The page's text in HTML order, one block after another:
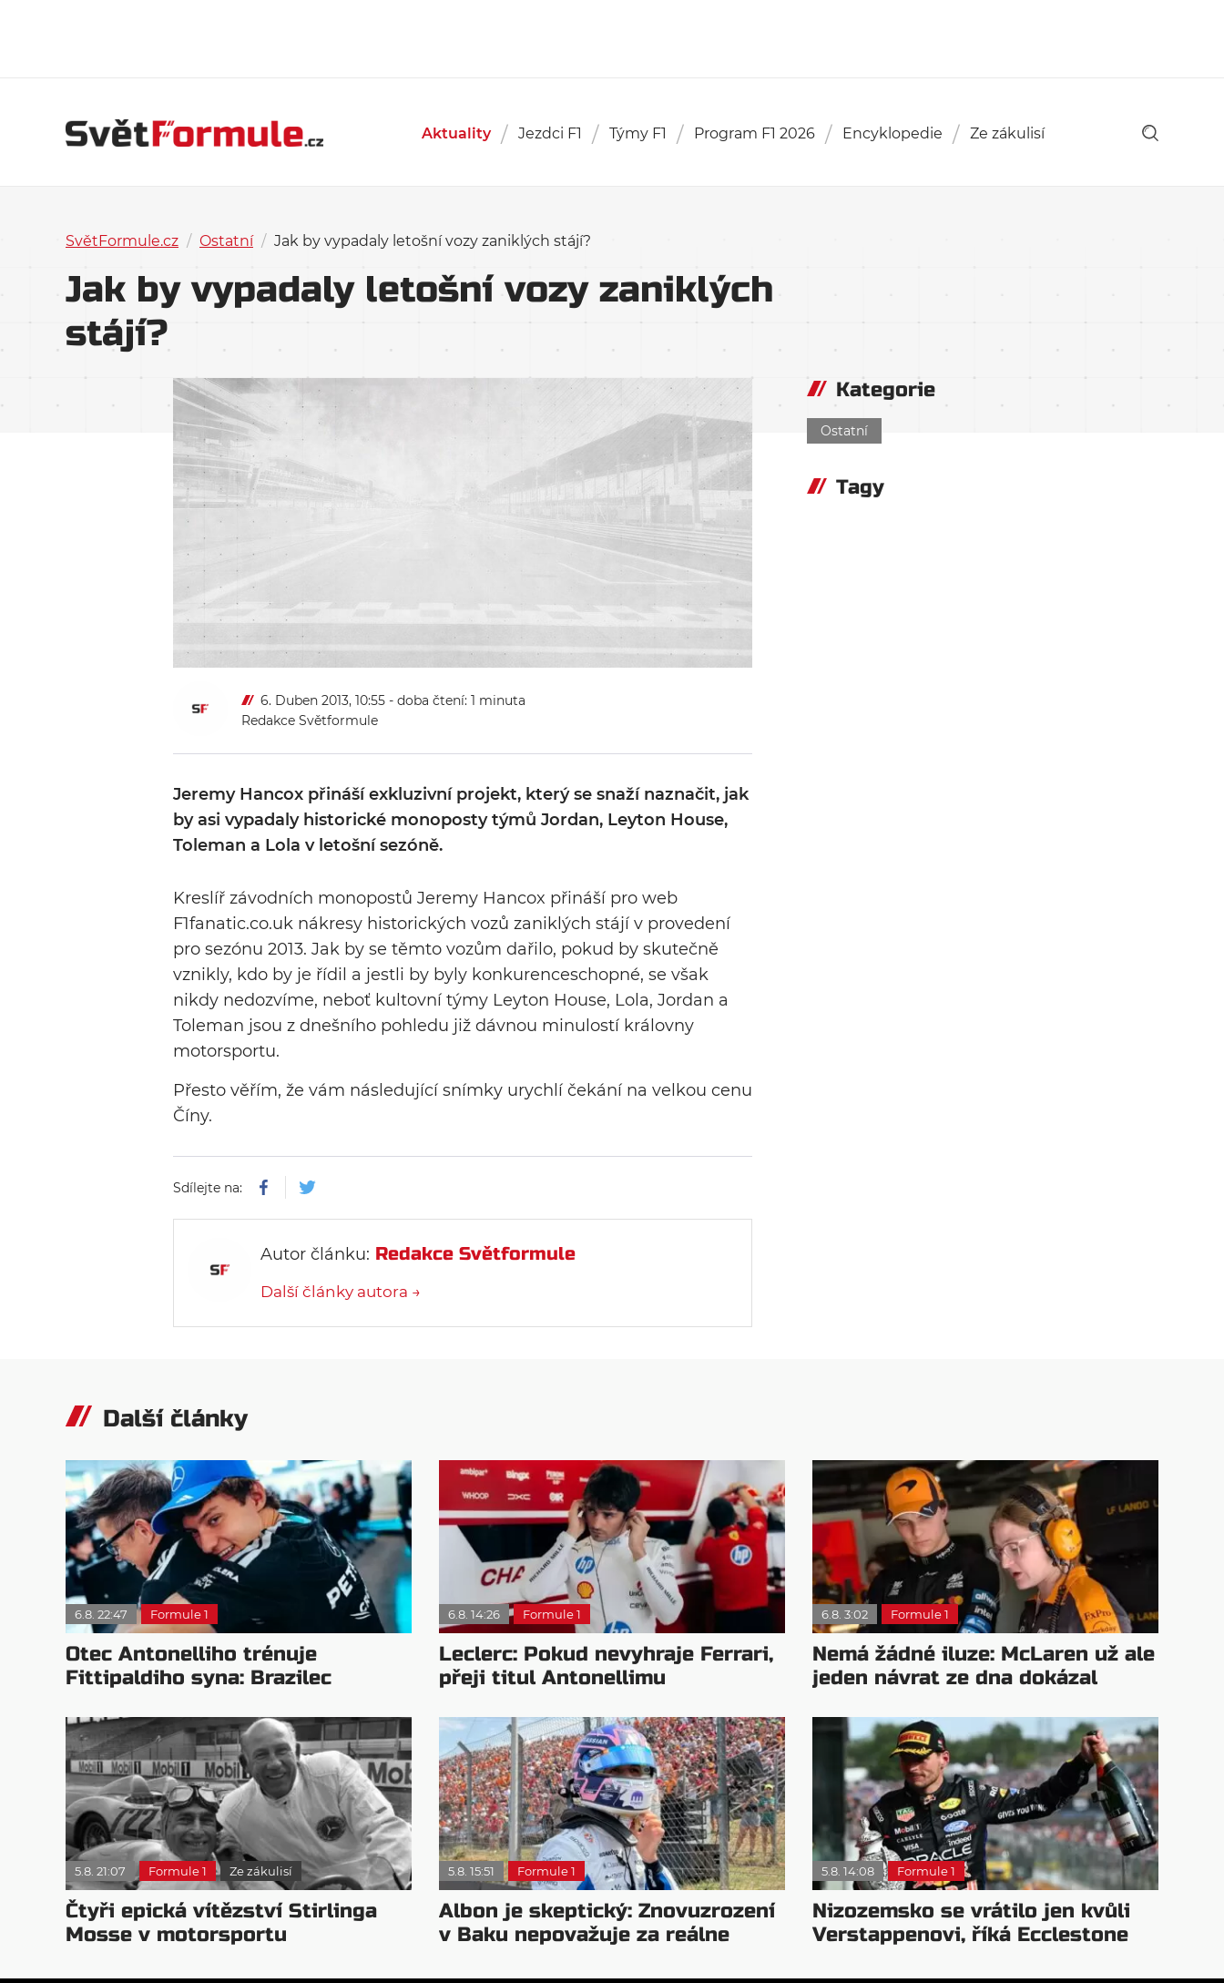
Aktuality Jezdci F1 Týmy F1 Program F1 2026 Encyklopedie Ze zákulisí
SvětFormule.cz / Ostatní / Jak by vypadaly letošní vozy zaniklých stájí?
Jak by vypadaly letošní vozy zaniklých
stájí?
6. Duben 2013, 10:55 - doba čtení: 1 minuta
Redakce Světformule
Jeremy Hancox přináší exkluzivní projekt, který se snaží naznačit, jak
by asi vypadaly historické monoposty týmů Jordan, Leyton House,
Toleman a Lola v letošní sezóně.
Kreslíř závodních monopostů Jeremy Hancox přináší pro web
F1fanatic.co.uk nákresy historických vozů zaniklých stájí v provedení
pro sezónu 2013. Jak by se těmto vozům dařilo, pokud by skutečně
vznikly, kdo by je řídil a jestli by byly konkurenceschopné, se však
nikdy nedozvíme, neboť kultovní týmy Leyton House, Lola, Jordan a
Toleman jsou z dnešního pohledu již dávnou minulostí královny
motorsportu.
Přesto věřím, že vám následující snímky urychlí čekání na velkou cenu
Číny.
Sdílejte na:
Autor článku: Redakce Světformule
Další články autora →
Kategorie
Ostatní
Tagy
Další články
6.8. 22:47 Formule 1
Otec Antonelliho trénuje
Fittipaldiho syna: Brazilec
6.8. 14:26 Formule 1
Leclerc: Pokud nevyhraje Ferrari,
přeji titul Antonellimu
6.8. 3:02 Formule 1
Nemá žádné iluze: McLaren už ale
jeden návrat ze dna dokázal
5.8. 21:07 Formule 1 Ze zákulisí
Čtyři epická vítězství Stirlinga
Mosse v motorsportu
5.8. 15:51 Formule 1
Albon je skeptický: Znovuzrození
v Baku nepovažuje za reálne
5.8. 14:08 Formule 1
Nizozemsko se vrátilo jen kvůli
Verstappenovi, říká Ecclestone